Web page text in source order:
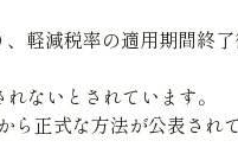
軽減税率の適用期間終
ないとされています。
正式な方法が公表され